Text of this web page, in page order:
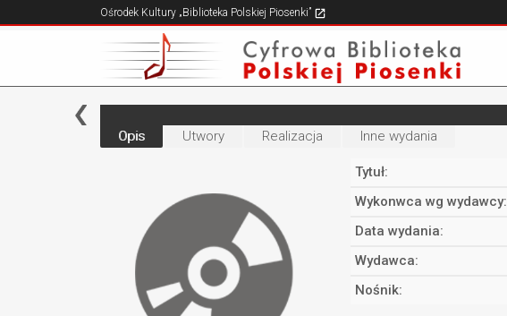
Ośrodek Kultury „Biblioteka Polskiej Piosenki”
Opis Utwory Realizacja Inne wydania
Tytuł:
Wykonwca wg wydawcy:
Data wydania:
Wydawca:
Nośnik: